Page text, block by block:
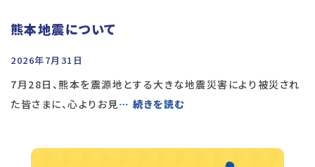
熊本地震について
2026年7月31日
7月28日、熊本を震源地とする大きな地震災害により被災され
た皆さまに、心よりお見… 続きを読む